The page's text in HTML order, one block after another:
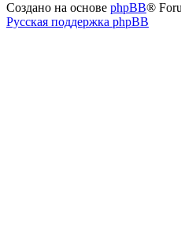
Создано на основе phpBB®
Русская поддержка phpBB